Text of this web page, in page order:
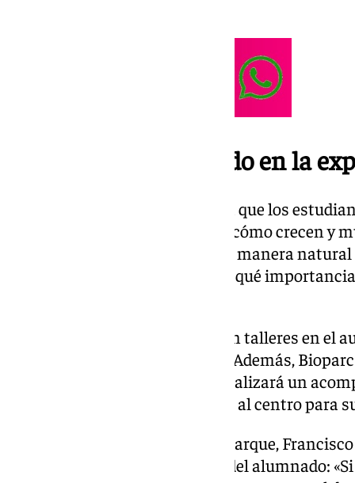
Un aprendizaje basado en la
El proyecto está concebido para que los
cómo funciona un ecosistema: cómo crecen y
reproducen, cómo se regulan de manera
microorganismos y animales, y qué
Todo ello se complementará con talleres en el
de Desarrollo Sostenible (ODS). Además,
previamente al profesorado y realizará un
incluirá videollamadas y visitas al centro para
Durante el acto, el director del parque,
importancia de la implicación del alumnado: